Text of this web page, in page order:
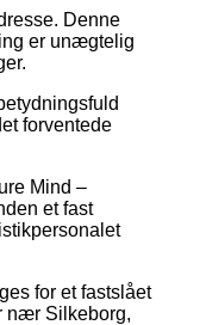
Denne
er unægtelig
forventede
Mind –
et fast
for et fastslået
nær Silkeborg,